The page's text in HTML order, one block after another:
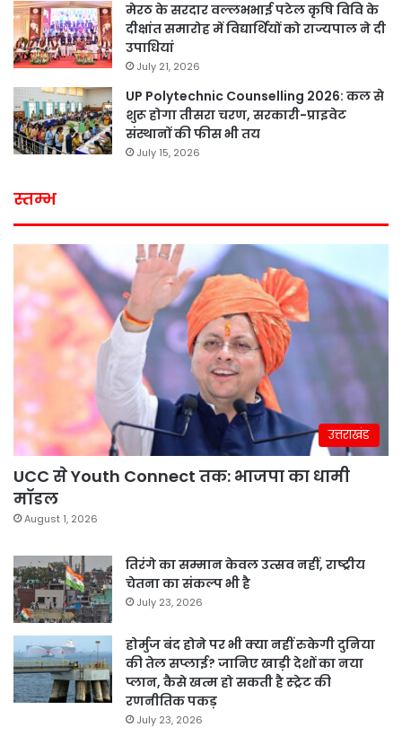
मेरठ के सरदार वल्लभभाई पटेल कृषि विवि के
दीक्षांत समारोह में विद्यार्थियों को राज्यपाल ने दी
उपाधियां
July 21, 2026
UP Polytechnic Counselling 2026: कल से
शुरू होगा तीसरा चरण, सरकारी-प्राइवेट
संस्थानों की फीस भी तय
July 15, 2026
स्तम्भ
उत्तराखंड
UCC से Youth Connect तक: भाजपा का धामी
मॉडल
August 1, 2026
तिरंगे का सम्मान केवल उत्सव नहीं, राष्ट्रीय
चेतना का संकल्प भी है
July 23, 2026
होर्मुज बंद होने पर भी क्या नहीं रुकेगी दुनिया
की तेल सप्लाई? जानिए खाड़ी देशों का नया
प्लान, कैसे खत्म हो सकती है स्ट्रेट की
रणनीतिक पकड़
July 23, 2026